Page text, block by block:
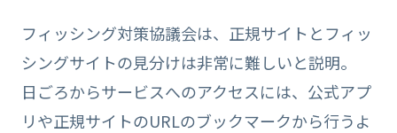
フィッシング対策協議会は、正規サイトとフィッ
シングサイトの見分けは非常に難しいと説明。
日ごろからサービスへのアクセスには、公式アプ
リや正規サイトのURLのブックマークから行うよ